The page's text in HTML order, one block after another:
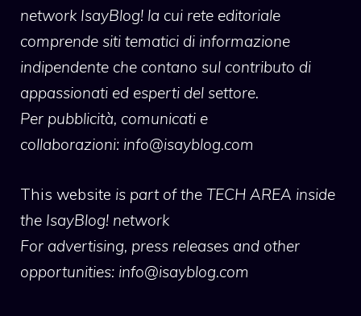
network IsayBlog! la cui rete editoriale
comprende siti tematici di informazione
indipendente che contano sul contributo di
appassionati ed esperti del settore.
Per pubblicità, comunicati e
collaborazioni: info@isayblog.com
This website is part of the TECH AREA inside
the IsayBlog! network
For advertising, press releases and other
opportunities: info@isayblog.com